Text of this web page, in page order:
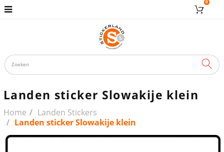
0
Landen sticker Slowakije klein
Home
Landen Stickers
Landen sticker Slowakije klein